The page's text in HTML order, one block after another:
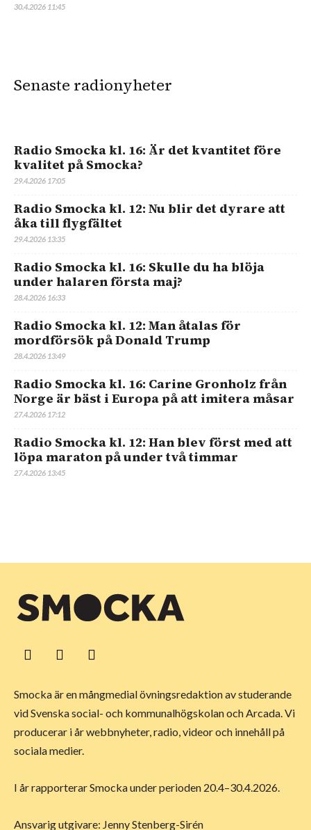
30.4.2026 11:45
Senaste radionyheter
Radio Smocka kl. 16: Är det kvantitet före
kvalitet på Smocka?
29.4.2026 17:05
Radio Smocka kl. 12: Nu blir det dyrare att
åka till flygfältet
29.4.2026 13:35
Radio Smocka kl. 16: Skulle du ha blöja
under halaren första maj?
28.4.2026 16:33
Radio Smocka kl. 12: Man åtalas för
mordförsök på Donald Trump
28.4.2026 13:49
Radio Smocka kl. 16: Carine Gronholz från
Norge är bäst i Europa på att imitera måsar
27.4.2026 17:12
Radio Smocka kl. 12: Han blev först med att
löpa maraton på under två timmar
27.4.2026 13:45
Smocka är en mångmedial övningsredaktion av studerande
vid Svenska social- och kommunalhögskolan och Arcada. Vi
producerar i år webbnyheter, radio, videor och innehåll på
sociala medier.
I år rapporterar Smocka under perioden 20.4–30.4.2026.
Ansvarig utgivare: Jenny Stenberg-Sirén